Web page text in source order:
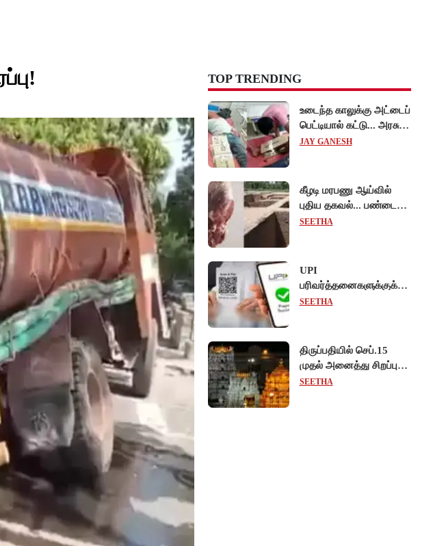
TOP TRENDING
உடைந்த காலுக்கு அட்டைப்
பெட்டியால் கட்டு... அரசு
மருத்துவமனையில்
JAY GANESH
கீழடி மரபணு ஆய்வில்
புதிய தகவல்... பண்டைய
தமிழர்கள் உணவில்
SEETHA
UPI
பரிவர்த்தனைகளுக்குக்
கட்டணம் வசூல் -
SEETHA
திருப்பதியில் செப்.15
முதல் அனைத்து சிறப்பு
தரிசனங்களும் ரத்து -
SEETHA